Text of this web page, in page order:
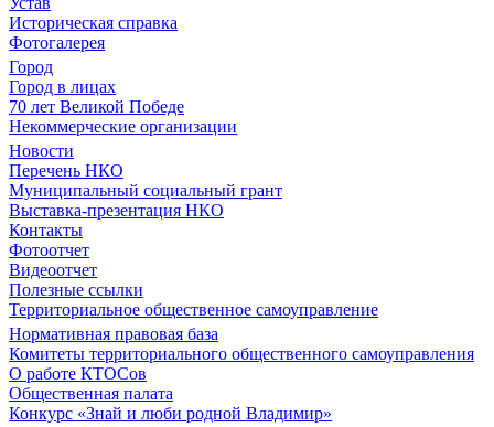
Историческая справка
Фотогалерея
Город
Город в лицах
70 лет Великой Победе
Некоммерческие организации
Новости
Перечень НКО
Муниципальный социальный грант
Выставка-презентация НКО
Контакты
Фотоотчет
Видеоотчет
Полезные ссылки
Территориальное общественное самоуправление
Нормативная правовая база
Комитеты территориального общественного самоуправления
О работе КТОСов
Общественная палата
Конкурс «Знай и люби родной Владимир»